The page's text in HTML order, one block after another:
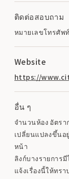
ติดต่อสอบถาม
หมายเลขโทรศัพ
Website
https://
อื่น ๆ
จำนวนห้อง อัตรา
เปลี่ยนแปลงขึ้นอ
หน้า
ลิงก์บางรายการ
แจ้งเรื่องนี้ให้ทร